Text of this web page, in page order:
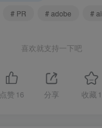
# PR # adobe # ai
喜欢就支持一下吧
点赞 16 分享 收藏 1